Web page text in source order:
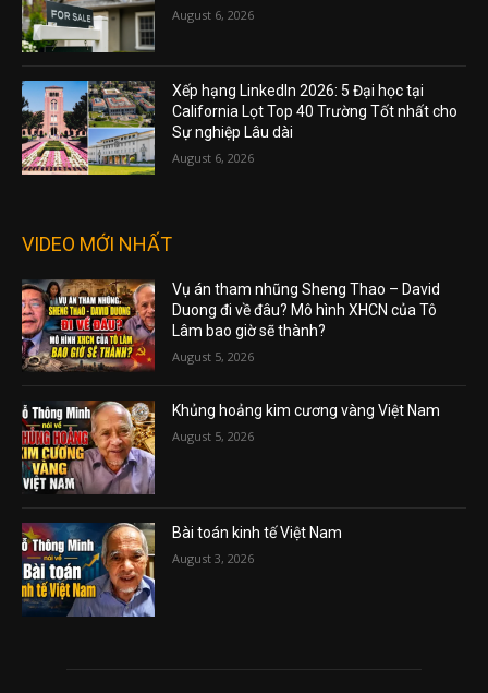
August 6, 2026
Xếp hạng LinkedIn 2026: 5 Đại học tại
California Lọt Top 40 Trường Tốt nhất cho
Sự nghiệp Lâu dài
August 6, 2026
VIDEO MỚI NHẤT
Vụ án tham nhũng Sheng Thao – David
Duong đi về đâu? Mô hình XHCN của Tô
Lâm bao giờ sẽ thành?
August 5, 2026
Khủng hoảng kim cương vàng Việt Nam
August 5, 2026
Bài toán kinh tế Việt Nam
August 3, 2026